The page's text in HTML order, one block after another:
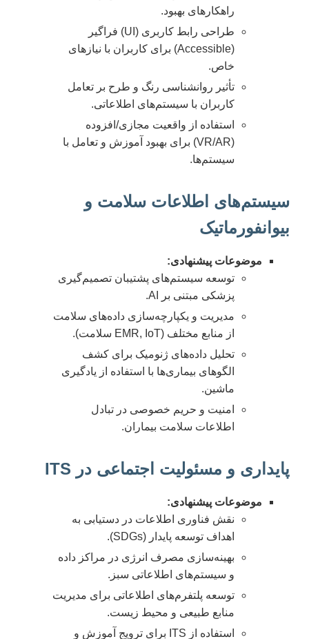
راهکارهای بهبود.
طراحی رابط کاربری (UI) فراگیر
(Accessible) برای کاربران با نیازهای
خاص.
تأثیر روانشناسی رنگ و طرح بر تعامل
کاربران با سیستم‌های اطلاعاتی.
استفاده از واقعیت مجازی/افزوده
(VR/AR) برای بهبود آموزش و تعامل با
سیستم‌ها.
سیستم‌های اطلاعات سلامت و
بیوانفورماتیک
موضوعات پیشنهادی:
توسعه سیستم‌های پشتیبان تصمیم‌گیری
پزشکی مبتنی بر AI.
مدیریت و یکپارچه‌سازی داده‌های سلامت
از منابع مختلف (EMR, IoT سلامت).
تحلیل داده‌های ژنومیک برای کشف
الگوهای بیماری‌ها با استفاده از یادگیری
ماشین.
امنیت و حریم خصوصی در تبادل
اطلاعات سلامت بیماران.
پایداری و مسئولیت اجتماعی در ITS
موضوعات پیشنهادی:
نقش فناوری اطلاعات در دستیابی به
اهداف توسعه پایدار (SDGs).
بهینه‌سازی مصرف انرژی در مراکز داده
و سیستم‌های اطلاعاتی سبز.
توسعه پلتفرم‌های اطلاعاتی برای مدیریت
منابع طبیعی و محیط زیست.
استفاده از ITS برای ترویج آموزش و